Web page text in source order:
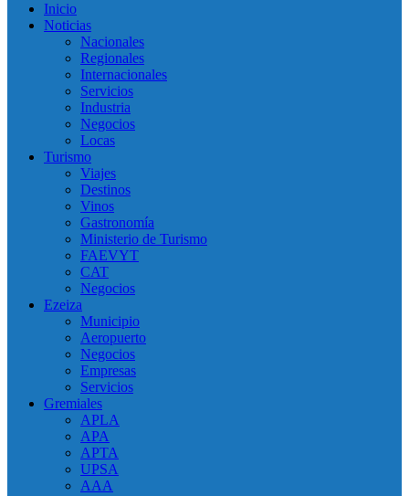
Inicio
Noticias
Nacionales
Regionales
Internacionales
Servicios
Industria
Negocios
Locas
Turismo
Viajes
Destinos
Vinos
Gastronomía
Ministerio de Turismo
FAEVYT
CAT
Negocios
Ezeiza
Municipio
Aeropuerto
Negocios
Empresas
Servicios
Gremiales
APLA
APA
APTA
UPSA
AAA